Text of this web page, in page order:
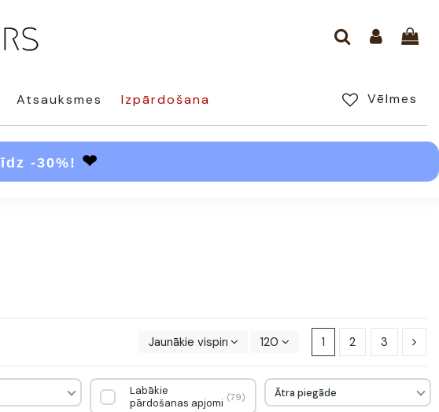
Atsauksmes Vēlmes
Izpārdošana
līdz -30%! ❤
Jaunākie vispirms 120 1 2 3
Labākie
pārdošanas apjomi
79 Ātra piegāde